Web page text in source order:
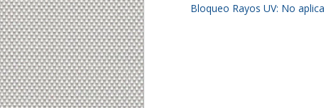
Bloqueo Rayos UV: No aplica